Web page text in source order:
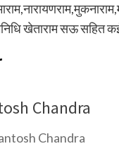
खेताराम सऊ सहित
Chandra
Chandra